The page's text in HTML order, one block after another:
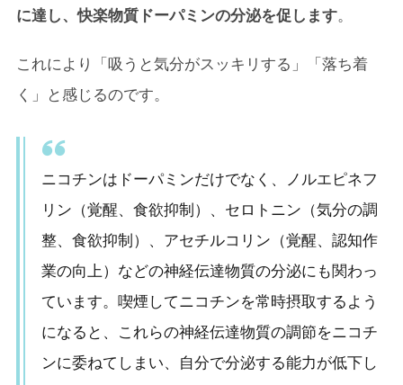
に達し、快楽物質ドーパミンの分泌を促します。
これにより「吸うと気分がスッキリする」「落ち着
く」と感じるのです。
ニコチンはドーパミンだけでなく、ノルエピネフ
リン（覚醒、食欲抑制）、セロトニン（気分の調
整、食欲抑制）、アセチルコリン（覚醒、認知作
業の向上）などの神経伝達物質の分泌にも関わっ
ています。喫煙してニコチンを常時摂取するよう
になると、これらの神経伝達物質の調節をニコチ
ンに委ねてしまい、自分で分泌する能力が低下し